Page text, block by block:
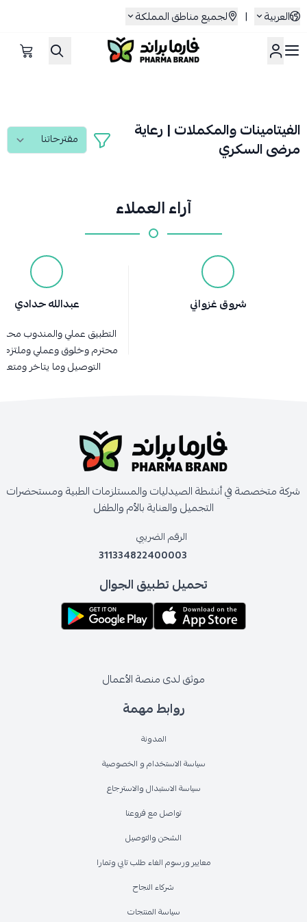
العربية | لجميع مناطق المملكة
صيدلية فارما براند
الفيتامينات والمكملات | رعاية
مرضى السكري
آراء العملاء
شروق غزواني عبدالله حدادي
التطبيق عملي والمندوب
محترم وخلوق وعملي وملتزم
التوصيل وما يتاخر
روابط مهمة
المدونة
سياسة الاستخدام و الخصوصية
سياسة الاستبدال والاسترجاع
تواصل مع فروعنا
الشحن والتوصيل
معايير ورسوم الغاء طلب تابي وتمارا
شركاء النجاح
سياسة المنتجات
شركة متخصصة في أنشطة الصيدليات والمستلزمات الطبية ومستحضرات
التجميل والعناية بالأم والطفل
الرقم الضريبي
311334822400003
تحميل تطبيق الجوال
موثق لدى منصة الأعمال